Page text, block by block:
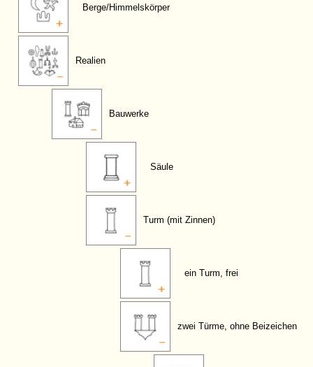
Berge/Himmelskörper
Realien
Bauwerke
Säule
Turm (mit Zinnen)
ein Turm, frei
zwei Türme, ohne Beizeichen